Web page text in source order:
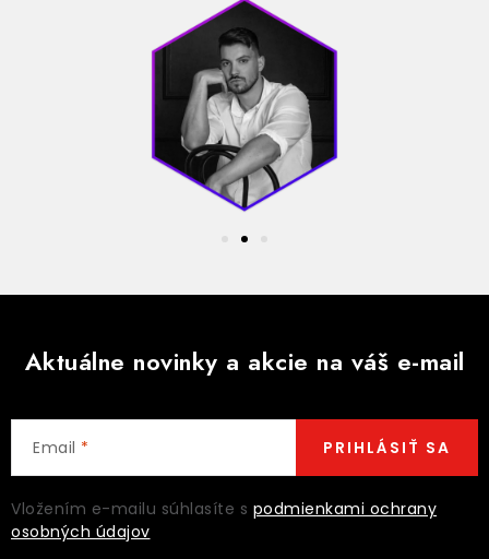
Aktuálne novinky a akcie na váš e-mail
Email
Vložením e-mailu súhlasíte s podmienkami ochrany
osobných údajov
PRIHLÁSIŤ SA